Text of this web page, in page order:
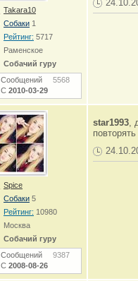
Takara10
Собаки 1
Рейтинг: 5717
Раменское
Собачий гуру
Сообщений 5568
С 2010-03-29
Spice
Собаки 5
Рейтинг: 10980
Москва
Собачий гуру
Сообщений 9387
С 2008-08-26
star1993,